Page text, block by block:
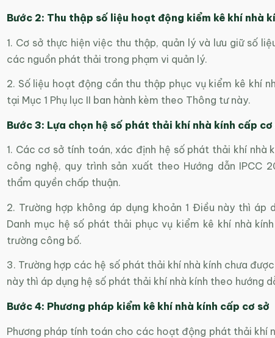
Bước 2: Thu thập số liệu hoạt động kiểm kê khí nhà
1. Cơ sở thực hiện việc thu thập, quản lý và lưu giữ số
các nguồn phát thải trong phạm vi quản lý.
2. Số liệu hoạt động cần thu thập phục vụ kiểm kê khí
tại Mục 1 Phụ lục II ban hành kèm theo Thông tư này.
Bước 3: Lựa chọn hệ số phát thải khí nhà kính cấp cơ
1. Các cơ sở tính toán, xác định hệ số phát thải khí nhà
công nghệ, quy trình sản xuất theo Hướng dẫn IPCC
thẩm quyền chấp thuận.
2. Trường hợp không áp dụng khoản 1 Điều này thì áp
Danh mục hệ số phát thải phục vụ kiểm kê khí nhà
trường công bố.
3. Trường hợp các hệ số phát thải khí nhà kính chưa
này thì áp dụng hệ số phát thải khí nhà kính theo hướng
Bước 4: Phương pháp kiểm kê khí nhà kính cấp cơ sở
Phương pháp tính toán cho các hoạt động phát thải khí